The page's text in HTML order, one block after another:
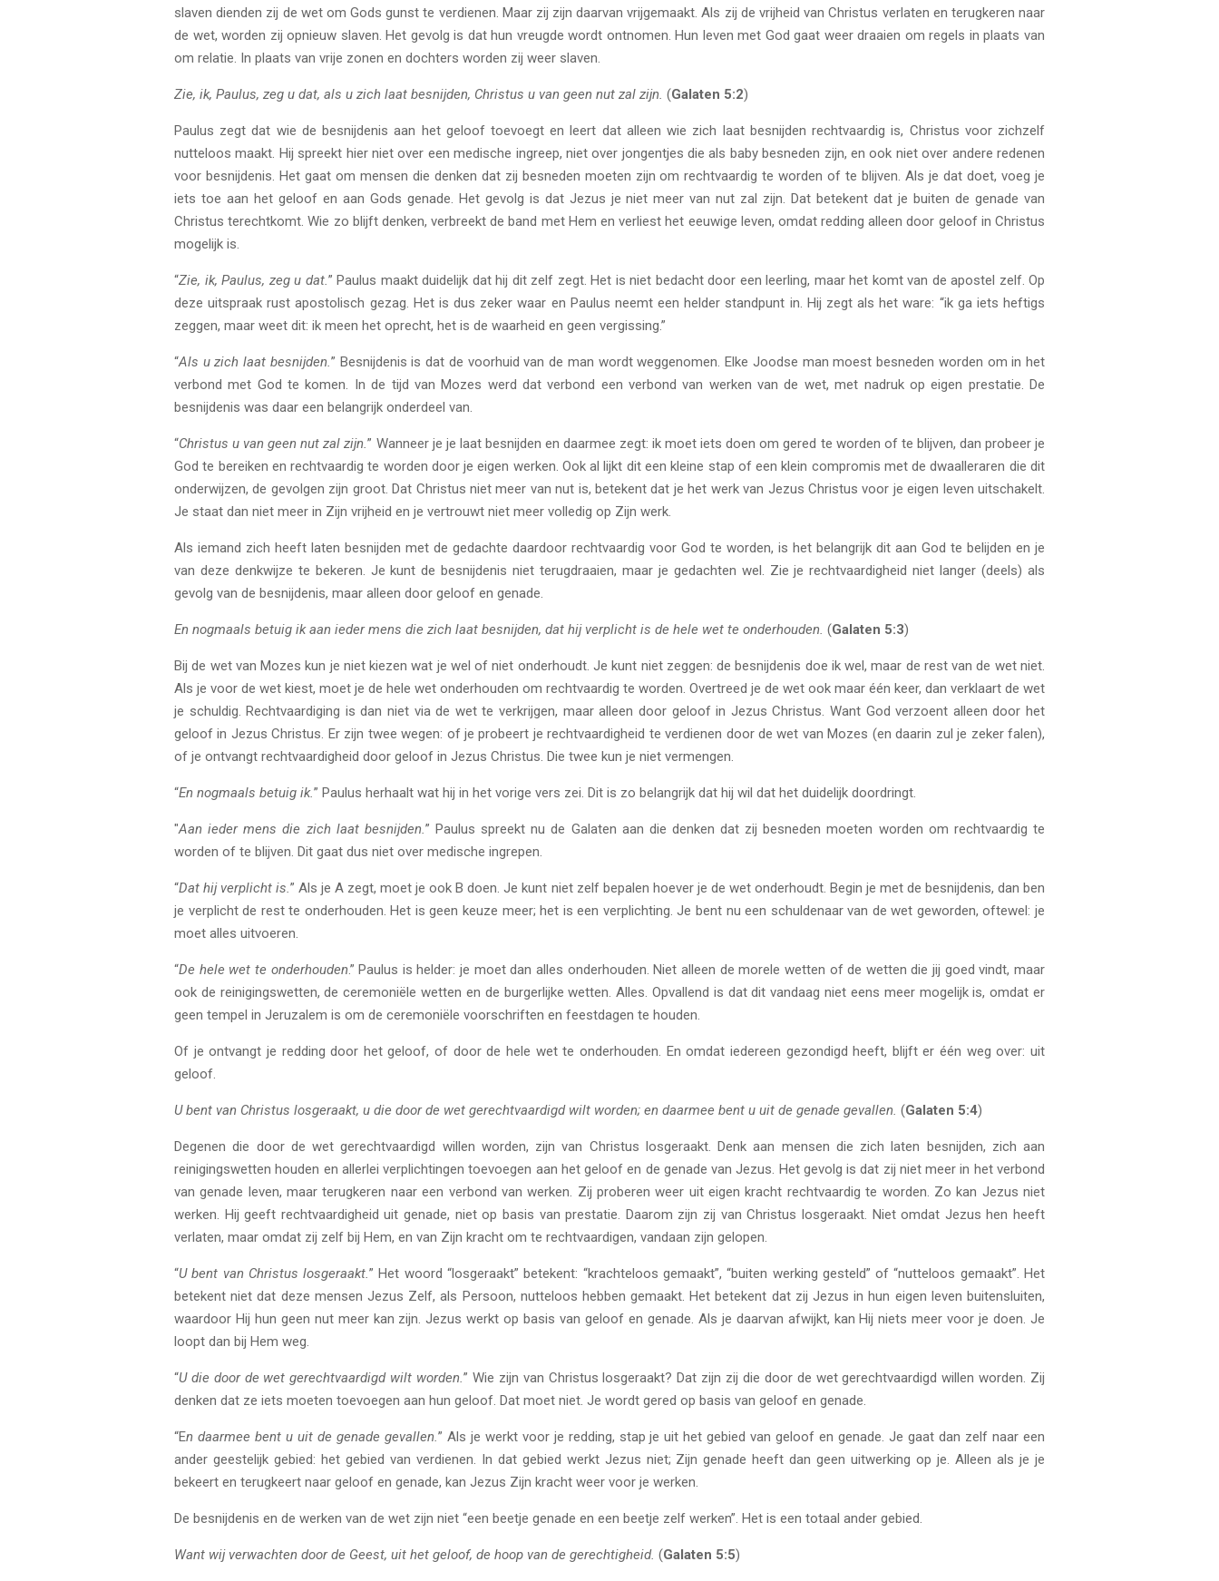
slaven dienden zij de wet om Gods gunst te verdienen. Maar zij zijn daarvan vrijgemaakt. Als zij de vrijheid van Christus verlaten en terugkeren naar
de wet, worden zij opnieuw slaven. Het gevolg is dat hun vreugde wordt ontnomen. Hun leven met God gaat weer draaien om regels in plaats van
om relatie. In plaats van vrije zonen en dochters worden zij weer slaven.
Zie, ik, Paulus, zeg u dat, als u zich laat besnijden, Christus u van geen nut zal zijn. (Galaten 5:2)
Paulus zegt dat wie de besnijdenis aan het geloof toevoegt en leert dat alleen wie zich laat besnijden rechtvaardig is, Christus voor zichzelf
nutteloos maakt. Hij spreekt hier niet over een medische ingreep, niet over jongentjes die als baby besneden zijn, en ook niet over andere redenen
voor besnijdenis. Het gaat om mensen die denken dat zij besneden moeten zijn om rechtvaardig te worden of te blijven. Als je dat doet, voeg je
iets toe aan het geloof en aan Gods genade. Het gevolg is dat Jezus je niet meer van nut zal zijn. Dat betekent dat je buiten de genade van
Christus terechtkomt. Wie zo blijft denken, verbreekt de band met Hem en verliest het eeuwige leven, omdat redding alleen door geloof in Christus
mogelijk is.
“Zie, ik, Paulus, zeg u dat.” Paulus maakt duidelijk dat hij dit zelf zegt. Het is niet bedacht door een leerling, maar het komt van de apostel zelf. Op
deze uitspraak rust apostolisch gezag. Het is dus zeker waar en Paulus neemt een helder standpunt in. Hij zegt als het ware: “ik ga iets heftigs
zeggen, maar weet dit: ik meen het oprecht, het is de waarheid en geen vergissing.”
“Als u zich laat besnijden.” Besnijdenis is dat de voorhuid van de man wordt weggenomen. Elke Joodse man moest besneden worden om in het
verbond met God te komen. In de tijd van Mozes werd dat verbond een verbond van werken van de wet, met nadruk op eigen prestatie. De
besnijdenis was daar een belangrijk onderdeel van.
“Christus u van geen nut zal zijn.” Wanneer je je laat besnijden en daarmee zegt: ik moet iets doen om gered te worden of te blijven, dan probeer je
God te bereiken en rechtvaardig te worden door je eigen werken. Ook al lijkt dit een kleine stap of een klein compromis met de dwaalleraren die dit
onderwijzen, de gevolgen zijn groot. Dat Christus niet meer van nut is, betekent dat je het werk van Jezus Christus voor je eigen leven uitschakelt.
Je staat dan niet meer in Zijn vrijheid en je vertrouwt niet meer volledig op Zijn werk.
Als iemand zich heeft laten besnijden met de gedachte daardoor rechtvaardig voor God te worden, is het belangrijk dit aan God te belijden en je
van deze denkwijze te bekeren. Je kunt de besnijdenis niet terugdraaien, maar je gedachten wel. Zie je rechtvaardigheid niet langer (deels) als
gevolg van de besnijdenis, maar alleen door geloof en genade.
En nogmaals betuig ik aan ieder mens die zich laat besnijden, dat hij verplicht is de hele wet te onderhouden. (Galaten 5:3)
Bij de wet van Mozes kun je niet kiezen wat je wel of niet onderhoudt. Je kunt niet zeggen: de besnijdenis doe ik wel, maar de rest van de wet niet.
Als je voor de wet kiest, moet je de hele wet onderhouden om rechtvaardig te worden. Overtreed je de wet ook maar één keer, dan verklaart de wet
je schuldig. Rechtvaardiging is dan niet via de wet te verkrijgen, maar alleen door geloof in Jezus Christus. Want God verzoent alleen door het
geloof in Jezus Christus. Er zijn twee wegen: of je probeert je rechtvaardigheid te verdienen door de wet van Mozes (en daarin zul je zeker falen),
of je ontvangt rechtvaardigheid door geloof in Jezus Christus. Die twee kun je niet vermengen.
“En nogmaals betuig ik.” Paulus herhaalt wat hij in het vorige vers zei. Dit is zo belangrijk dat hij wil dat het duidelijk doordringt.
"Aan ieder mens die zich laat besnijden.” Paulus spreekt nu de Galaten aan die denken dat zij besneden moeten worden om rechtvaardig te
worden of te blijven. Dit gaat dus niet over medische ingrepen.
“Dat hij verplicht is.” Als je A zegt, moet je ook B doen. Je kunt niet zelf bepalen hoever je de wet onderhoudt. Begin je met de besnijdenis, dan ben
je verplicht de rest te onderhouden. Het is geen keuze meer; het is een verplichting. Je bent nu een schuldenaar van de wet geworden, oftewel: je
moet alles uitvoeren.
“De hele wet te onderhouden.” Paulus is helder: je moet dan alles onderhouden. Niet alleen de morele wetten of de wetten die jij goed vindt, maar
ook de reinigingswetten, de ceremoniële wetten en de burgerlijke wetten. Alles. Opvallend is dat dit vandaag niet eens meer mogelijk is, omdat er
geen tempel in Jeruzalem is om de ceremoniële voorschriften en feestdagen te houden.
Of je ontvangt je redding door het geloof, of door de hele wet te onderhouden. En omdat iedereen gezondigd heeft, blijft er één weg over: uit
geloof.
U bent van Christus losgeraakt, u die door de wet gerechtvaardigd wilt worden; en daarmee bent u uit de genade gevallen. (Galaten 5:4)
Degenen die door de wet gerechtvaardigd willen worden, zijn van Christus losgeraakt. Denk aan mensen die zich laten besnijden, zich aan
reinigingswetten houden en allerlei verplichtingen toevoegen aan het geloof en de genade van Jezus. Het gevolg is dat zij niet meer in het verbond
van genade leven, maar terugkeren naar een verbond van werken. Zij proberen weer uit eigen kracht rechtvaardig te worden. Zo kan Jezus niet
werken. Hij geeft rechtvaardigheid uit genade, niet op basis van prestatie. Daarom zijn zij van Christus losgeraakt. Niet omdat Jezus hen heeft
verlaten, maar omdat zij zelf bij Hem, en van Zijn kracht om te rechtvaardigen, vandaan zijn gelopen.
“U bent van Christus losgeraakt.” Het woord “losgeraakt” betekent: “krachteloos gemaakt”, “buiten werking gesteld” of “nutteloos gemaakt”. Het
betekent niet dat deze mensen Jezus Zelf, als Persoon, nutteloos hebben gemaakt. Het betekent dat zij Jezus in hun eigen leven buitensluiten,
waardoor Hij hun geen nut meer kan zijn. Jezus werkt op basis van geloof en genade. Als je daarvan afwijkt, kan Hij niets meer voor je doen. Je
loopt dan bij Hem weg.
“U die door de wet gerechtvaardigd wilt worden.” Wie zijn van Christus losgeraakt? Dat zijn zij die door de wet gerechtvaardigd willen worden. Zij
denken dat ze iets moeten toevoegen aan hun geloof. Dat moet niet. Je wordt gered op basis van geloof en genade.
“En daarmee bent u uit de genade gevallen.” Als je werkt voor je redding, stap je uit het gebied van geloof en genade. Je gaat dan zelf naar een
ander geestelijk gebied: het gebied van verdienen. In dat gebied werkt Jezus niet; Zijn genade heeft dan geen uitwerking op je. Alleen als je je
bekeert en terugkeert naar geloof en genade, kan Jezus Zijn kracht weer voor je werken.
De besnijdenis en de werken van de wet zijn niet “een beetje genade en een beetje zelf werken”. Het is een totaal ander gebied.
Want wij verwachten door de Geest, uit het geloof, de hoop van de gerechtigheid. (Galaten 5:5)